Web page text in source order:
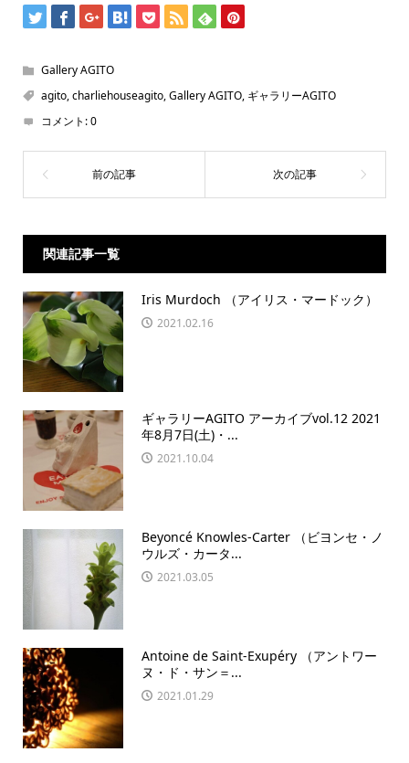
Gallery AGITO
agito,charliehouseagito,Gallery AGITO, ギャラリーAGITO
コメント:0
関連記事一覧
Iris Murdoch （アイリス・マードック）
2021.02.16
ギャラリーAGITO アーカイブvol.12 2021
年8月7日(土)・...
2021.10.04
Beyoncé Knowles-Carter （ビヨンセ・ノ
ウルズ・カータ...
2021.03.05
Antoine de Saint-Exupéry （アントワー
ヌ・ド・サン＝...
2021.01.29